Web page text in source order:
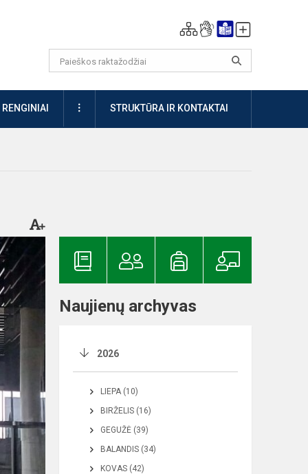
RENGINIAI DAUGIAUSTRUKTŪRA IR KONTAKTAI
Naujienų archyvas
2026
LIEPA (10)
BIRŽELIS (16)
GEGUŽĖ (39)
BALANDIS (34)
KOVAS (42)